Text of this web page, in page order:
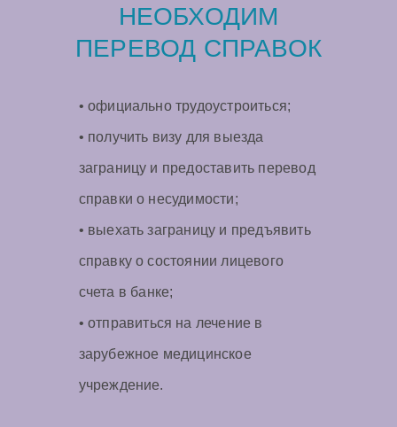
НЕОБХОДИМ
ПЕРЕВОД СПРАВОК
• официально трудоустроиться;
• получить визу для выезда
заграницу и предоставить перевод
справки о несудимости;
• выехать заграницу и предъявить
справку о состоянии лицевого
счета в банке;
• отправиться на лечение в
зарубежное медицинское
учреждение.